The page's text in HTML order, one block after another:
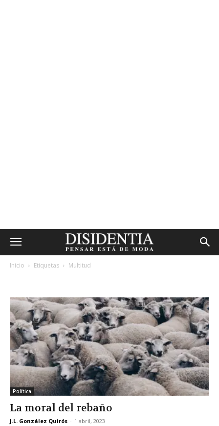
Inicio Etiquetas Multitud
Política
La moral del rebaño
J.L. González Quirós - 1 abril, 2023